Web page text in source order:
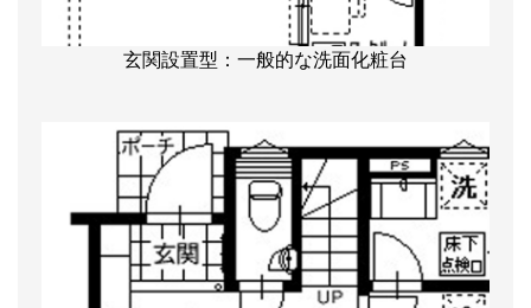
玄関設置型：一般的な洗面化粧台